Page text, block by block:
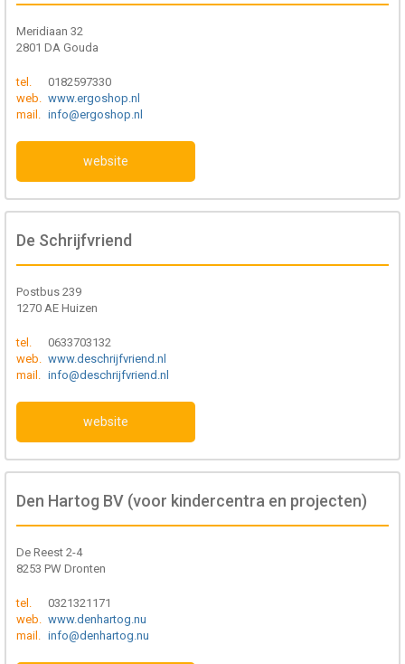
Meridiaan 32
2801 DA Gouda
tel.
0182597330
web. www.ergoshop.nl
mail. info@ergoshop.nl
website
De Schrijfvriend
Postbus 239
1270 AE Huizen
tel.
0633703132
web. www.deschrijfvriend.nl
mail. info@deschrijfvriend.nl
website
Den Hartog BV (voor kindercentra en projecten)
De Reest 2-4
8253 PW Dronten
tel.
0321321171
web. www.denhartog.nu
mail. info@denhartog.nu